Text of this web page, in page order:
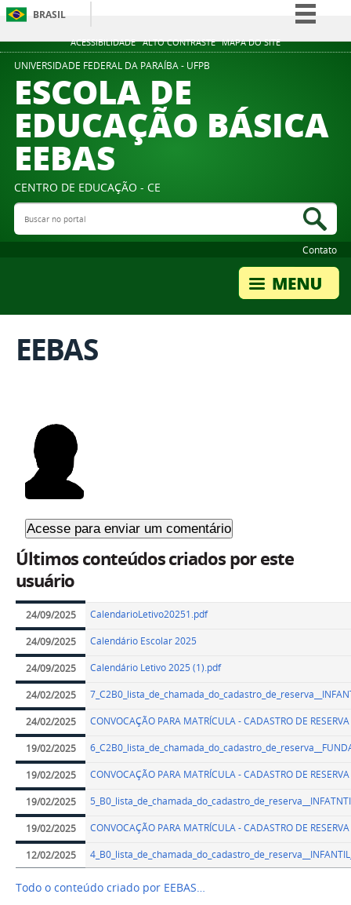
ACESSIBILIDADE ALTO CONTRASTE MAPA DO SITE
BRASIL
Simplifique!
Acesso à informação
Legislação
UNIVERSIDADE FEDERAL DA PARAÍBA - UFPB
ESCOLA DE
EDUCAÇÃO BÁSICA
EEBAS
CENTRO DE EDUCAÇÃO - CE
Buscar no portal
Contato
EEBAS
Últimos conteúdos criados por este
usuário
24/09/2025 CalendarioLetivo20251.pdf
24/09/2025 Calendário Escolar 2025
24/09/2025 Calendário Letivo 2025 (1).pdf
24/02/2025
24/02/2025 CONVOCAÇÃO PARA MATRÍCULA - CADASTRO DE RESERVA
19/02/2025
19/02/2025 CONVOCAÇÃO PARA MATRÍCULA - CADASTRO DE RESERVA
19/02/2025
19/02/2025 CONVOCAÇÃO PARA MATRÍCULA - CADASTRO DE RESERVA
12/02/2025
Todo o conteúdo criado por EEBAS…